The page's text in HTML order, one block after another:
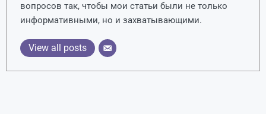
вопросов так, чтобы мои статьи были не только
информативными, но и захватывающими.
View all posts